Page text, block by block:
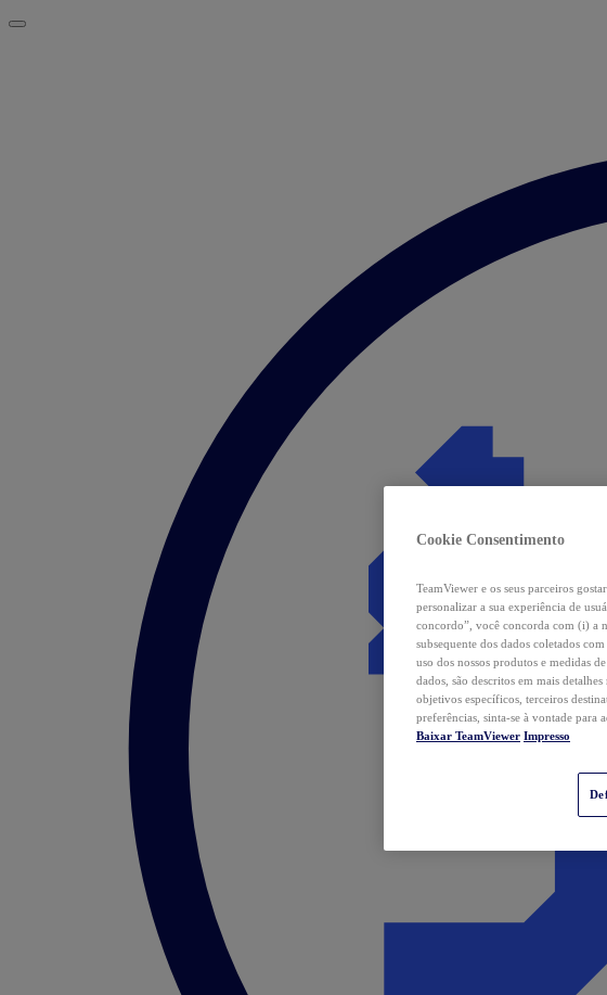
Cookie Consentimento
TeamViewer e os seus parceiros
personalizar a sua experiência de
concordo”, você concorda com (i) a
subsequente dos dados coletados
uso dos nossos produtos e medidas
dados, são descritos em mais detalhes
objetivos específicos, terceiros
preferências, sinta-se à vontade para
Baixar TeamViewer Impresso